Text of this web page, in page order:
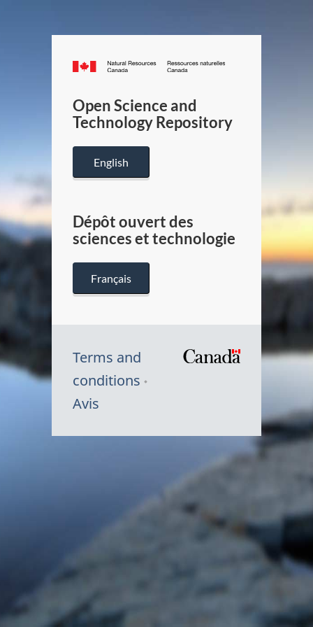
Canada.ca
/
Canada
Open Science and
Technology Repository
English
Dépôt ouvert des
sciences et technologie
Français
Terms and
conditions
Avis
du